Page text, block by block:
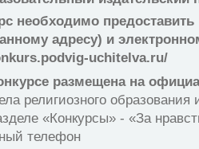
необходимо
адресу) и
uchitelva.ru/
размещена на
религиозного образования
«Конкурсы» - «За
телефон